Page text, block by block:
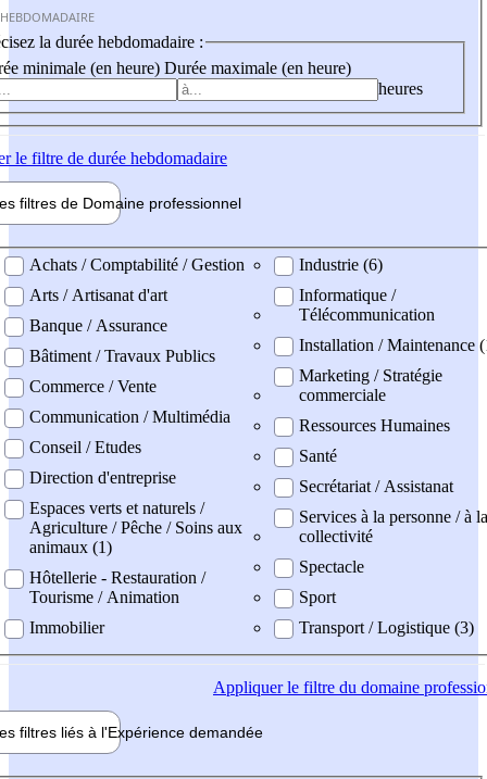
la durée hebdomadaire :
minimale (en heure) Durée maximale (en heure)
heures
le filtre de durée hebdomadaire
filtres de Domaine professionnel
professionel
Achats / Comptabilité / Gestion
Arts / Artisanat d'art
Banque / Assurance
Bâtiment / Travaux Publics
Commerce / Vente
Communication / Multimédia
Conseil / Etudes
Direction d'entreprise
Espaces verts et naturels /
Agriculture / Pêche / Soins aux
animaux (1)
Hôtellerie - Restauration /
Tourisme / Animation
Immobilier
Industrie (6)
Informatique /
Télécommunication
Installation / Maintenance
Marketing / Stratégie
commerciale
Ressources Humaines
Santé
Secrétariat / Assistanat
Services à la personne / à la
collectivité
Spectacle
Sport
Transport / Logistique (3)
Appliquerle filtre du domaine
filtres liés à l'Expérience demandée